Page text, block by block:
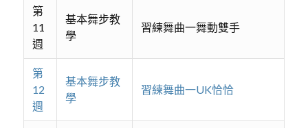
第
11
週
基本舞步教
學
習練舞曲一舞動雙手
第
12
週
基本舞步教
學
習練舞曲一UK恰恰